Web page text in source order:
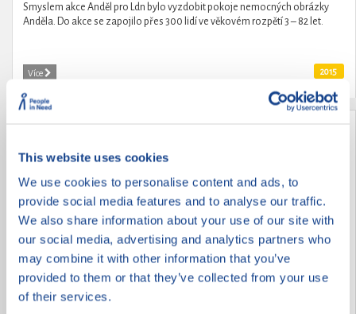
This website uses cookies
We use cookies to personalise content and ads, to
provide social media features and to analyse our traffic.
We also share information about your use of our site with
our social media, advertising and analytics partners who
may combine it with other information that you’ve
provided to them or that they’ve collected from your use
of their services.
Smyslem akce Anděl pro Ldn bylo vyzdobit pokoje nemocných obrázky
Anděla. Do akce se zapojilo přes 300 lidí ve věkovém rozpětí 3 – 82 let.
Více 2015